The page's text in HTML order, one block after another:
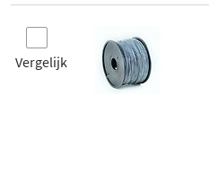
Vergelijk